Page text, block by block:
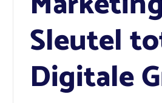
Sleutel
Digitale